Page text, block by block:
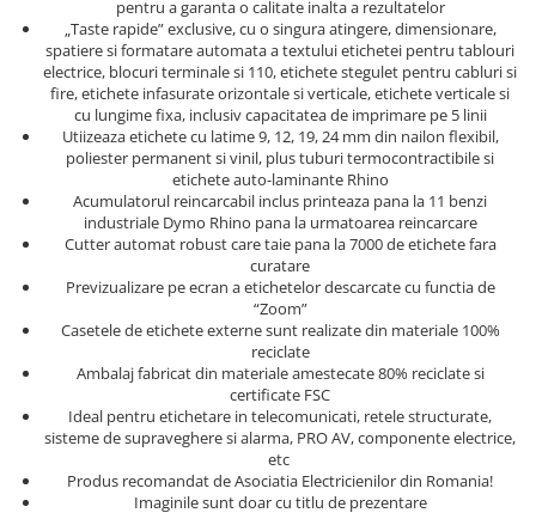
Capsatoare pneumatice
Pistoale pneumatice batut cuie in
banda
Pistoale pneumatice duale batut
capse sau cuie in banda
Preducele si Clesti pentru ocheti
Preducele Rapid
Capse, Pini si Cuie
Capse Rapid
Cuie Rapid
Ciocane de capsat pentru fixat
folie anticondens
Scule pentru aviatie
Scule pentru constructii navale si
intretinere nave
Scule pentru instalari panouri
fotovoltaice
Scule pentru reparatii biciclete |
Scule si unelte VDE
Scule unelte lucru la inaltime
Surubelnite testare tensiune
(Engineer)
Surubelnite Inox
Surubelnite VDE Wera
pentru a garanta o calitate inalta a rezultatelor
„Taste rapide” exclusive, cu o singura atingere, dimensionare,
spatiere si formatare automata a textului etichetei pentru tablouri
electrice, blocuri terminale si 110, etichete stegulet pentru cabluri si
fire, etichete infasurate orizontale si verticale, etichete verticale si
cu lungime fixa, inclusiv capacitatea de imprimare pe 5 linii
Utiizeaza etichete cu latime 9, 12, 19, 24 mm din nailon flexibil,
poliester permanent si vinil, plus tuburi termocontractibile si
etichete auto-laminante Rhino
Acumulatorul reincarcabil inclus printeaza pana la 11 benzi
industriale Dymo Rhino pana la urmatoarea reincarcare
Cutter automat robust care taie pana la 7000 de etichete fara
curatare
Previzualizare pe ecran a etichetelor descarcate cu functia de
“Zoom”
Casetele de etichete externe sunt realizate din materiale 100%
reciclate
Ambalaj fabricat din materiale amestecate 80% reciclate si
certificate FSC
Ideal pentru etichetare in telecomunicati, retele structurate,
sisteme de supraveghere si alarma, PRO AV, componente electrice,
etc
Produs recomandat de Asociatia Electricienilor din Romania!
Imaginile sunt doar cu titlu de prezentare